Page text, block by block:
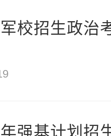
校招生政治
强基计划招